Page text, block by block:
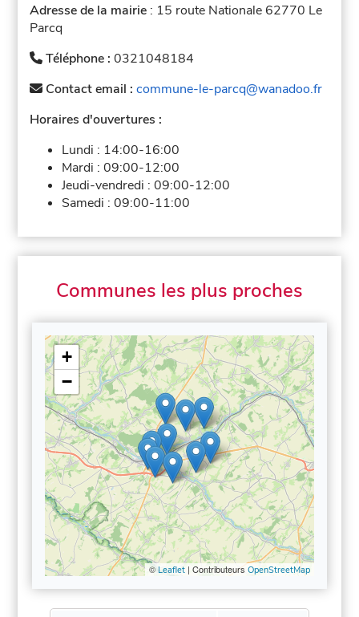
Adresse de la mairie : 15 route Nationale 62770 Le
Parcq
Téléphone :0321048184
Contact email :commune-le-parcq@wanadoo.fr
Horaires d'ouvertures :
Lundi : 14:00-16:00
Mardi :09:00-12:00
Jeudi-vendredi :09:00-12:00
Samedi :09:00-11:00
Communes les plus proches
+
−
© Leaflet| Contributeurs OpenStreetMap